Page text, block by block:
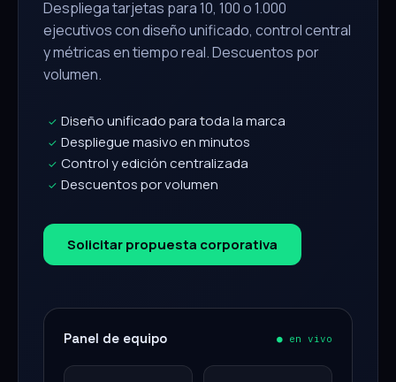
Despliega tarjetas para 10, 100 o 1.000
ejecutivos con diseño unificado, control central
y métricas en tiempo real. Descuentos por
volumen.
✓ Diseño unificado para toda la marca
✓ Despliegue masivo en minutos
✓ Control y edición centralizada
✓ Descuentos por volumen
Solicitar propuesta corporativa
Panel de equipo ● en vivo